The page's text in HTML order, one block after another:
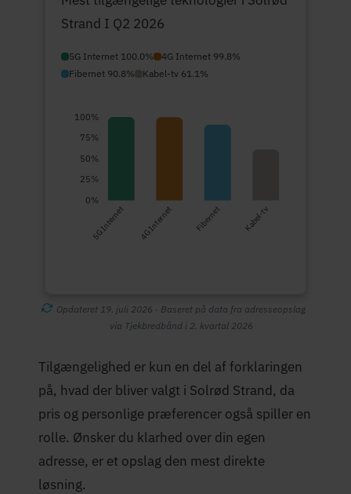
Strand I Q2 2026
5G Internet 100.0%
4G Internet 99.8%
Fibernet 90.8%
Kabel-tv 61.1%
100%
75%
50%
25%
0%
5G Internet 4G Internet Fibernet Kabel-tv
Opdateret 19. juli 2026 · Baseret på data fra adresseopslag
via Tjekbredbånd i 2. kvartal 2026
Tilgængelighed er kun en del af forklaringen
på, hvad der bliver valgt i Solrød Strand, da
pris og personlige præferencer også spiller en
rolle. Ønsker du klarhed over din egen
adresse, er et opslag den mest direkte
løsning.